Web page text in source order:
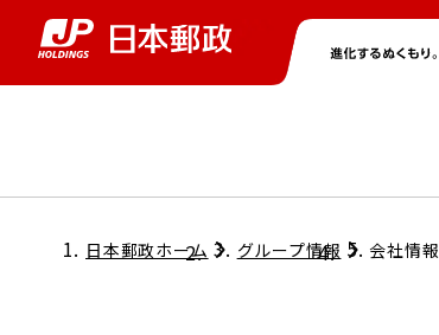
グループ情報トップ
株主・投資家情報トップ
ニューストップ
サステナビリティトップ
採用情報トップ
日本郵政ホーム グループ情報 会社情報